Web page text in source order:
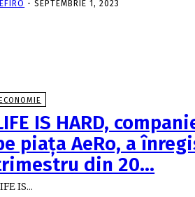
- SEPTEMBRIE 1, 2023
IS HARD,
piaţa AeRo, a
din 20…
IS...